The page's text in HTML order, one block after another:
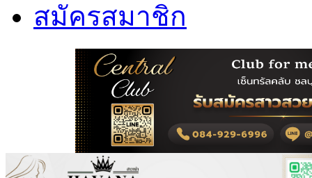
สมัครสมาชิก